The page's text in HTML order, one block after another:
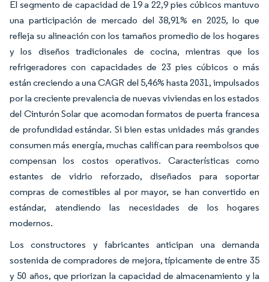
El segmento de capacidad de 19 a 22,9 pies cúbicos mantuvo
una participación de mercado del 38,91% en 2025, lo que
refleja su alineación con los tamaños promedio de los hogares
y los diseños tradicionales de cocina, mientras que los
refrigeradores con capacidades de 23 pies cúbicos o más
están creciendo a una CAGR del 5,46% hasta 2031, impulsados
por la creciente prevalencia de nuevas viviendas en los estados
del Cinturón Solar que acomodan formatos de puerta francesa
de profundidad estándar. Si bien estas unidades más grandes
consumen más energía, muchas califican para reembolsos que
compensan los costos operativos. Características como
estantes de vidrio reforzado, diseñados para soportar
compras de comestibles al por mayor, se han convertido en
estándar, atendiendo las necesidades de los hogares
modernos.
Los constructores y fabricantes anticipan una demanda
sostenida de compradores de mejora, típicamente de entre 35
y 50 años, que priorizan la capacidad de almacenamiento y la